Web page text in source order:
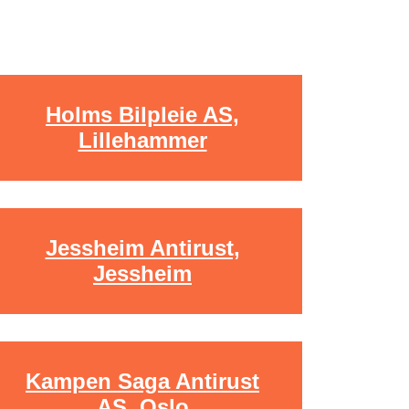
Holms Bilpleie AS,
Lillehammer
Jessheim Antirust,
Jessheim
Kampen Saga Antirust